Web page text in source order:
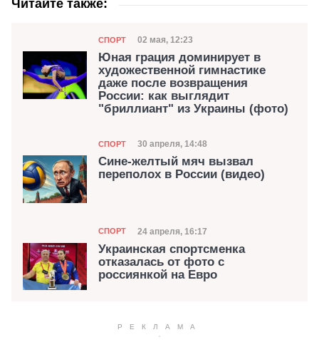
Читайте также:
Категория
СПОРТ Дата публикации
02 мая, 12:23
Юная грация доминирует в
художественной гимнастике
даже после возвращения
России: как выглядит
"бриллиант" из Украины (фото)
Категория
СПОРТ Дата публикации
30 апреля, 14:48
Сине-желтый мяч вызвал
переполох в России (видео)
Категория
СПОРТ Дата публикации
24 апреля, 16:17
Украинская спортсменка
отказалась от фото с
россиянкой на Евро